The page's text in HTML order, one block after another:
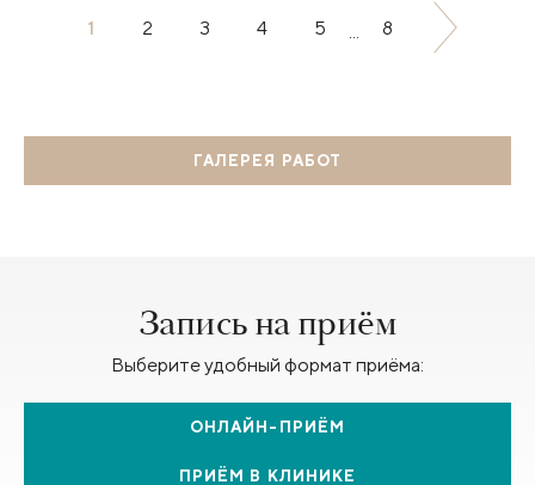
1 2 3 4 5 ... 8
ГАЛЕРЕЯ РАБОТ
Запись на приём
Выберите удобный формат приёма:
ОНЛАЙН-ПРИЁМ
ПРИЁМ В КЛИНИКЕ